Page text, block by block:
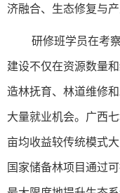
济融合、生态修复与
研修班学员在考
建设不仅在资源数量
造林抚育、林道维修
大量就业机会。‌广西
亩均收益较传统模式
国家储备林项目通过